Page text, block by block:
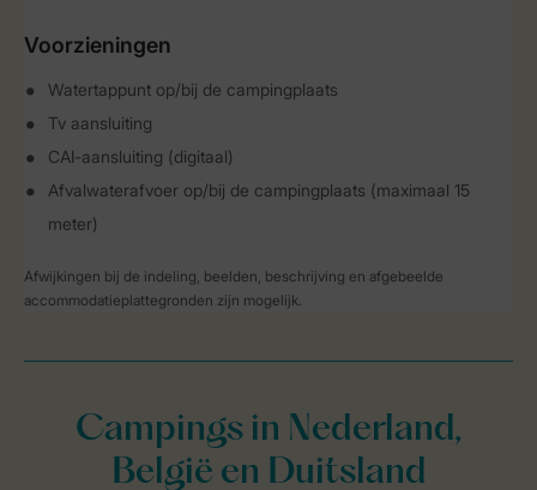
Voorzieningen
Watertappunt op/bij de campingplaats
Tv aansluiting
CAI-aansluiting (digitaal)
Afvalwaterafvoer op/bij de campingplaats (maximaal 15
meter)
Afwijkingen bij de indeling, beelden, beschrijving en afgebeelde
accommodatieplattegronden zijn mogelijk.
Campings in Nederland,
België en Duitsland